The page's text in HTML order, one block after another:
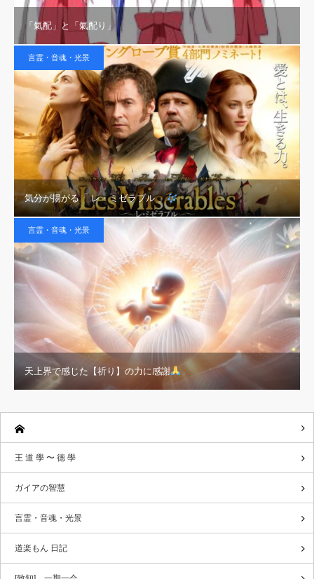
「氣配」と「氣配り」
言霊・音魂・光景
気分が揚がる「 レ・ミゼラブル 」
言霊・音魂・光景
天上界で感じた【祈り】の力に感謝
王 道 學 〜 德 學
ガイアの智慧
言霊・音魂・光景
道楽もん 日記